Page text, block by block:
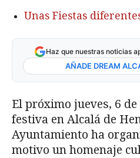
Unas Fiestas
Haz que nuestras noticias
AÑADE DREAM
El próximo jueves, 6
festiva en Alcalá de
Ayuntamiento ha
motivo un homenaje